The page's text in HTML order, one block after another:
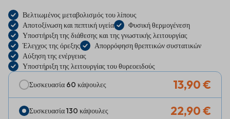
Βελτιωμένος μεταβολισμός του λίπους
Αποτοξίνωση και πεπτική υγεία
Φυσική θερμογένεση
Υποστήριξη της διάθεσης και της γνωστικής λειτουργίας
Έλεγχος της όρεξης
Απορρόφηση θρεπτικών συστατικών
Αύξηση της ενέργειας
Υποστήριξη της λειτουργίας του θυρεοειδούς
Συσκευασία 60 κάψουλες
13,90 €
Συσκευασία 130 κάψουλες 22,90 €